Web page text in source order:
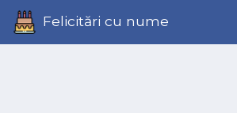
Felicitări cu nume